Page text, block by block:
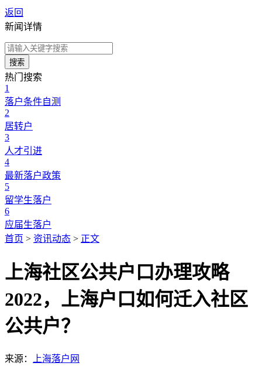
返回
新闻详情
搜索
热门搜索
1
落户条件自测
2
居转户
3
人才引进
4
最新落户政策
5
留学生落户
6
应届生落户
首页 > 资讯动态 > 正文
上海社区公共户口办理攻略
2022，上海户口如何迁入社区
公共户？
来源： 上海落户网